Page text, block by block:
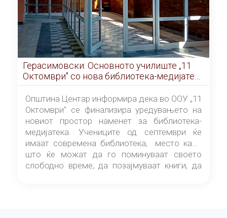
Герасимовски: Основното училиште „11
Октомври" со нова библиотека-медијатека
од септември
Општина Центар информира дека во ООУ „11
Октомври" се финализира уредувањето на
новиот простор наменет за библиотека-
медијатека. Учениците од септември ќе
имаат современа библиотека, место каде
што ќе можат да го поминуваат своето
слободно време, да позајмуваат книги, да